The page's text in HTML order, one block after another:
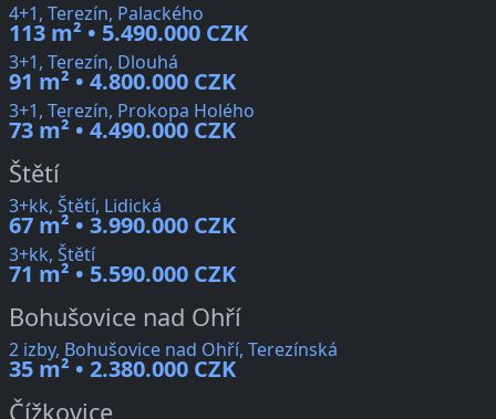
4+1, Terezín, Palackého
113 m² • 5.490.000 CZK
3+1, Terezín, Dlouhá
91 m² • 4.800.000 CZK
3+1, Terezín, Prokopa Holého
73 m² • 4.490.000 CZK
Štětí
3+kk, Štětí, Lidická
67 m² • 3.990.000 CZK
3+kk, Štětí
71 m² • 5.590.000 CZK
Bohušovice nad Ohří
2 izby, Bohušovice nad Ohří, Terezínská
35 m² • 2.380.000 CZK
Čížkovice